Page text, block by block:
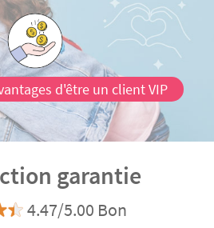
d'être un client VIP
garantie
4.47/5.00 Bon